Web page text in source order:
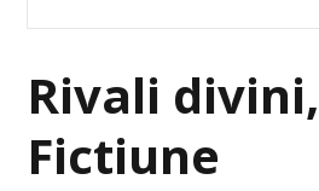
Rivali
Fictiune